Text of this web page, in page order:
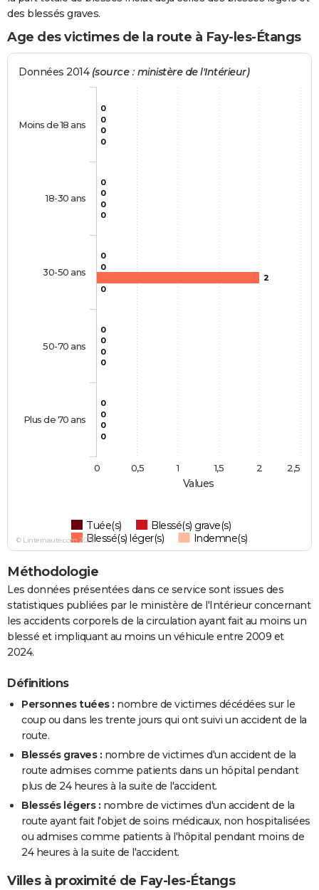
des blessés graves.
Age des victimes de la route à Fay-les-Étangs
Values
Données 2014 (source : ministère de l'Intérieur)
0
0
0
0
0
0
0
0
0
0
0
0
2
0
0
0
0
0
0
0
Tuée(s)
Blessé(s) grave(s)
Blessé(s) léger(s)
Indemne(s)
Moins de 18 ans
18-30 ans
30-50 ans
50-70 ans
Plus de 70 ans
0 0,5 1 1,5 2 2,5
© Linternaute.com 2026
Méthodologie
Les données présentées dans ce service sont issues des
statistiques publiées par le ministère de l'Intérieur concernant
les accidents corporels de la circulation ayant fait au moins un
blessé et impliquant au moins un véhicule entre 2009 et
2024.
Définitions
Personnes tuées : nombre de victimes décédées sur le
coup ou dans les trente jours qui ont suivi un accident de la
route.
Blessés graves : nombre de victimes d'un accident de la
route admises comme patients dans un hôpital pendant
plus de 24 heures à la suite de l'accident.
Blessés légers : nombre de victimes d'un accident de la
route ayant fait l'objet de soins médicaux, non hospitalisées
ou admises comme patients à l'hôpital pendant moins de
24 heures à la suite de l'accident.
Villes à proximité de Fay-les-Étangs